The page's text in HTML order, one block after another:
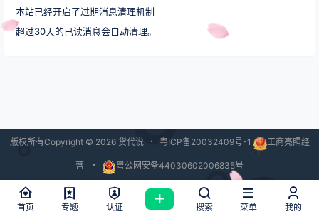
本站已经开启了过期消息清理机制
超过30天的已读消息会自动清理。
版权所有Copyright © 2026货代说 ・ 粤ICP备20032409号-1 工商亮照经
营 ・
粤公网安备44030602006835号
查询 42 次，耗时 2.5604 秒
首页
专题 认证 搜索 菜单 我的